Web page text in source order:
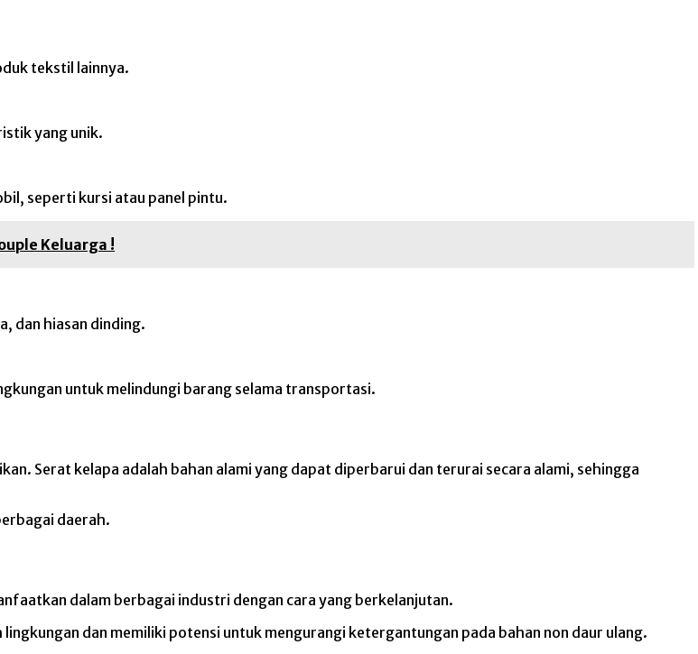
tekstil lainnya.
yang unik.
seperti kursi atau panel pintu.
Keluarga !
dan hiasan dinding.
untuk melindungi barang selama transportasi.
Serat kelapa adalah bahan alami yang dapat diperbarui dan terurai secara alami, sehingga
daerah.
dalam berbagai industri dengan cara yang berkelanjutan.
dan memiliki potensi untuk mengurangi ketergantungan pada bahan non daur ulang.